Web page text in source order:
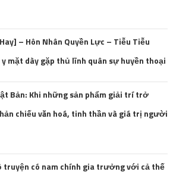
– Hôn Nhân Quyền Lực – Tiễu Tiễu
mặt dày gặp thủ lĩnh quân sự huyền thoại
Bản: Khi những sản phẩm giải trí trở
chiếu văn hoá, tinh thần và giá trị người
truyện có nam chính gia trưởng với cả thế